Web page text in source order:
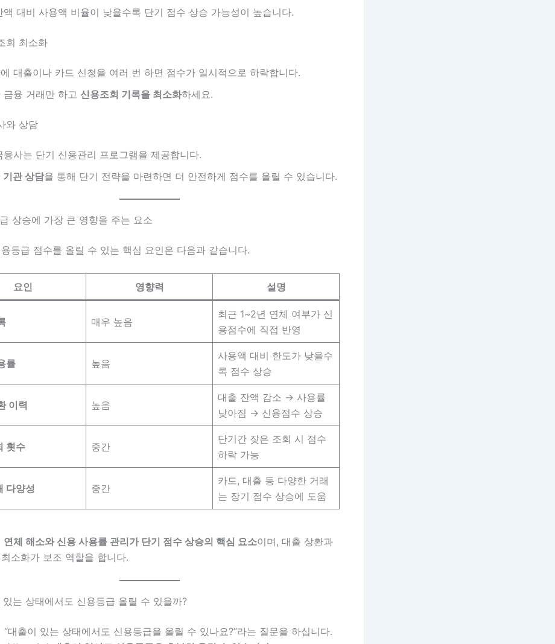
액 대비 사용액 비율이 낮을수록 단기 점수 상승 가능성이 높습니다.
회 최소화
대출이나 카드 신청을 여러 번 하면 점수가 일시적으로 하락합니다.
금융 거래만 하고 신용조회 기록을 최소화하세요.
와 상담
융사는 단기 신용관리 프로그램을 제공합니다.
기관 상담을 통해 단기 전략을 마련하면 더 안전하게 점수를 올릴 수 있습니다.
상승에 가장 큰 영향을 주는 요소
등급 점수를 올릴 수 있는 핵심 요인은 다음과 같습니다.
요인 영향력 설명
매우 높음
최근 1~2년 연체 여부가 신
용점수에 직접 반영
률 높음
사용액 대비 한도가 낮을수
록 점수 상승
이력 높음
대출 잔액 감소 → 사용률
낮아짐 → 신용점수 상승
횟수 중간
단기간 잦은 조회 시 점수
하락 가능
다양성 중간
카드, 대출 등 다양한 거래
는 장기 점수 상승에 도움
연체 해소와 신용 사용률 관리가 단기 점수 상승의 핵심 요소이며, 대출 상환과
소화가 보조 역할을 합니다.
는 상태에서도 신용등급 올릴 수 있을까?
“대출이 있는 상태에서도 신용등급을 올릴 수 있나요?”라는 질문을 하십니다.